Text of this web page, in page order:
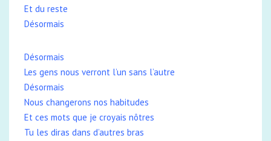
Et du reste
Désormais
Désormais
Les gens nous verront l’un sans l’autre
Désormais
Nous changerons nos habitudes
Et ces mots que je croyais nôtres
Tu les diras dans d’autres bras